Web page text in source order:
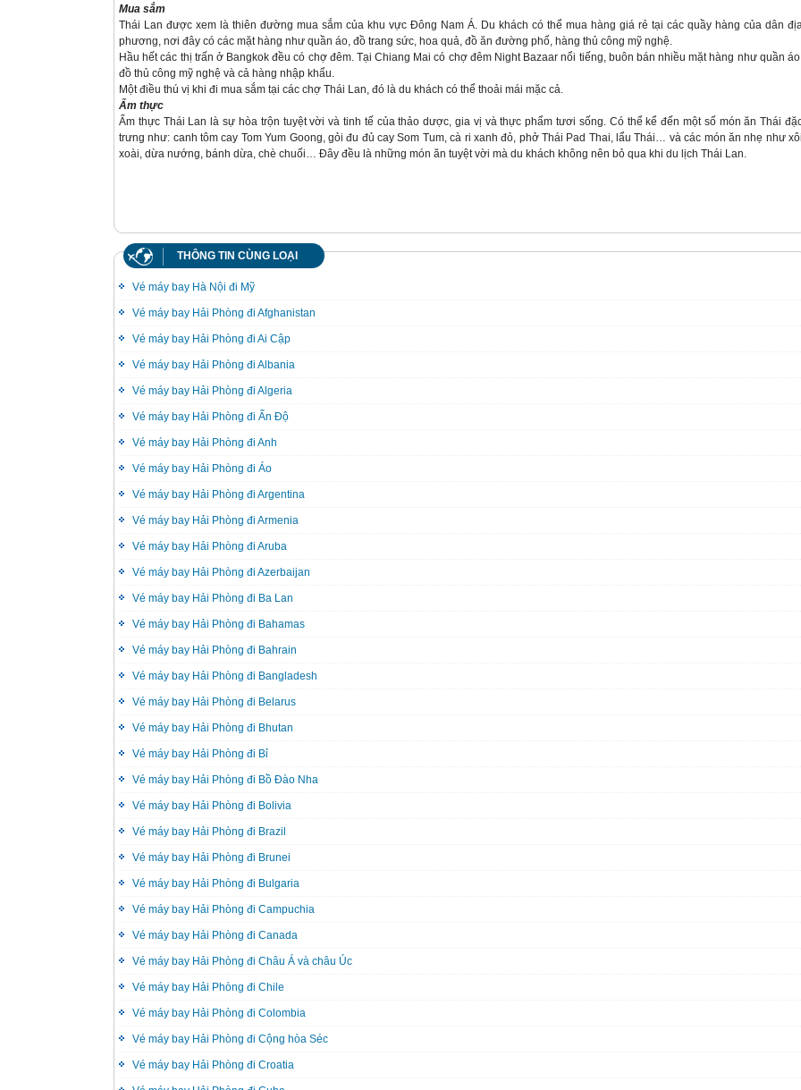
Mua sắm
Thái Lan được xem là thiên đường mua sắm của khu vực Đông Nam Á. Du khách có thể mua hàng giá rẻ tại các quầy hàng của dân
phương, nơi đây có các mặt hàng như quần áo, đồ trang sức, hoa quả, đồ ăn đường phố, hàng thủ công mỹ nghệ.
Hầu hết các thị trấn ở Bangkok đều có chợ đêm. Tại Chiang Mai có chợ đêm Night Bazaar nổi tiếng, buôn bán nhiều mặt hàng như quần
đồ thủ công mỹ nghệ và cả hàng nhập khẩu.
Một điều thú vị khi đi mua sắm tại các chợ Thái Lan, đó là du khách có thể thoải mái mặc cả.
Ẩm thực
Ẩm thực Thái Lan là sự hòa trộn tuyệt vời và tinh tế của thảo dược, gia vị và thực phẩm tươi sống. Có thể kể đến một số món ăn Thái
trưng như: canh tôm cay Tom Yum Goong, gỏi đu đủ cay Som Tum, cà ri xanh đỏ, phở Thái Pad Thai, lẩu Thái… và các món ăn nhẹ như xôi
xoài, dừa nướng, bánh dừa, chè chuối… Đây đều là những món ăn tuyệt vời mà du khách không nên bỏ qua khi du lịch Thái Lan.
THÔNG TIN CÙNG LOẠI
Vé máy bay Hà Nội đi Mỹ
Vé máy bay Hải Phòng đi Afghanistan
Vé máy bay Hải Phòng đi Ai Cập
Vé máy bay Hải Phòng đi Albania
Vé máy bay Hải Phòng đi Algeria
Vé máy bay Hải Phòng đi Ấn Độ
Vé máy bay Hải Phòng đi Anh
Vé máy bay Hải Phòng đi Áo
Vé máy bay Hải Phòng đi Argentina
Vé máy bay Hải Phòng đi Armenia
Vé máy bay Hải Phòng đi Aruba
Vé máy bay Hải Phòng đi Azerbaijan
Vé máy bay Hải Phòng đi Ba Lan
Vé máy bay Hải Phòng đi Bahamas
Vé máy bay Hải Phòng đi Bahrain
Vé máy bay Hải Phòng đi Bangladesh
Vé máy bay Hải Phòng đi Belarus
Vé máy bay Hải Phòng đi Bhutan
Vé máy bay Hải Phòng đi Bỉ
Vé máy bay Hải Phòng đi Bồ Đào Nha
Vé máy bay Hải Phòng đi Bolivia
Vé máy bay Hải Phòng đi Brazil
Vé máy bay Hải Phòng đi Brunei
Vé máy bay Hải Phòng đi Bulgaria
Vé máy bay Hải Phòng đi Campuchia
Vé máy bay Hải Phòng đi Canada
Vé máy bay Hải Phòng đi Châu Á và châu Úc
Vé máy bay Hải Phòng đi Chile
Vé máy bay Hải Phòng đi Colombia
Vé máy bay Hải Phòng đi Cộng hòa Séc
Vé máy bay Hải Phòng đi Croatia